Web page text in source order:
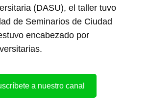
(DASU), el taller tuvo
de Seminarios de Ciudad
encabezado por
a nuestro canal